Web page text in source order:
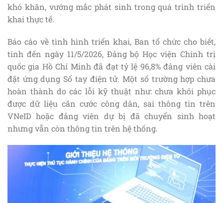
khó khăn, vướng mắc phát sinh trong quá trình triển
khai thực tế.
Báo cáo về tình hình triển khai, Ban tổ chức cho biết,
tính đến ngày 11/5/2026, Đảng bộ Học viện Chính trị
quốc gia Hồ Chí Minh đã đạt tỷ lệ 96,8% đảng viên cài
đặt ứng dụng Sổ tay điện tử. Một số trường hợp chưa
hoàn thành do các lỗi kỹ thuật như: chưa khôi phục
được dữ liệu căn cước công dân, sai thông tin trên
VNeID hoặc đảng viên dự bị đã chuyển sinh hoạt
nhưng vẫn còn thông tin trên hệ thống.